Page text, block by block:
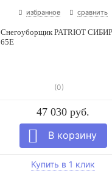
избранное сравнить
Снегоуборщик PATRIOT
65Е
(0)
47 030 руб.